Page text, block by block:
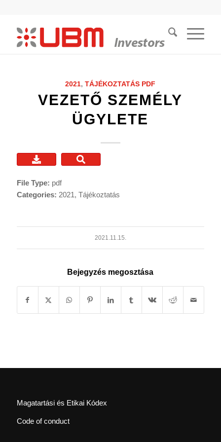
2021,TÁJÉKOZTATÁS PDF
VEZETŐ SZEMÉLY
ÜGYLETE
File Type: pdf
Categories: 2021, Tájékoztatás
2021.11.15.
Bejegyzés megosztása
Magatartási és Etikai Kódex
Code of conduct